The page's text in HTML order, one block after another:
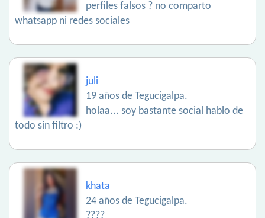
perfiles falsos ? no comparto
whatsapp ni redes sociales
juli
19 años de Tegucigalpa.
holaa... soy bastante social hablo de
todo sin filtro :)
khata
24 años de Tegucigalpa.